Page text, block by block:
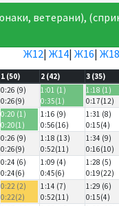
ветерани),
Ж12| Ж14| Ж16| Ж18
1 (50) 2 (42) 3 (35)
0:26 (9)
0:26(9)
1:01 (1)
0:35(1)
1:18 (1)
0:17(12)
0:20 (1)
0:20(1)
1:16 (9)
0:56(16)
1:31 (8)
0:15(4)
0:26 (9)
0:26(9)
1:18 (13)
0:52(11)
1:34 (9)
0:16(10)
0:24 (6)
0:24(6)
1:09 (4)
0:45(6)
1:28 (5)
0:19(22)
0:22 (2)
0:22(2)
1:14 (7)
0:52(11)
1:29 (6)
0:15(4)